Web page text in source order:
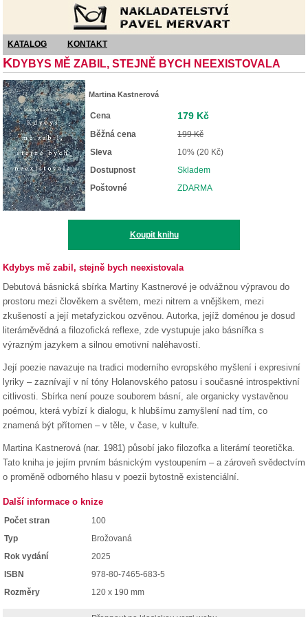
KATALOG KONTAKT
KDYBYS MĚ ZABIL, STEJNĚ BYCH NEEXISTOVALA
Martina Kastnerová
Cena 179 Kč
Běžná cena
199 Kč
Sleva
10% (20 Kč)
Dostupnost
Skladem
Poštovné
ZDARMA
Koupit knihu
Kdybys mě zabil, stejně bych neexistovala
Debutová básnická sbírka Martiny Kastnerové je odvážnou výpravou do
prostoru mezi člověkem a světem, mezi nitrem a vnějškem, mezi
zkušeností a její metafyzickou ozvěnou. Autorka, jejíž doménou je dosud
literárněvědná a filozofická reflexe, zde vystupuje jako básnířka s
výrazným jazykem a silnou emotivní naléhavostí.
Její poezie navazuje na tradici moderního evropského myšlení i expresivní
lyriky – zaznívají v ní tóny Holanovského patosu i současné introspektivní
citlivosti. Sbírka není pouze souborem básní, ale organicky vystavěnou
poémou, která vybízí k dialogu, k hlubšímu zamyšlení nad tím, co
znamená být přítomen – v těle, v čase, v kultuře.
Martina Kastnerová (nar. 1981) působí jako filozofka a literární teoretička.
Tato kniha je jejím prvním básnickým vystoupením – a zároveň svědectvím
o proměně odborného hlasu v poezii bytostně existenciální.
Další informace o knize
Počet stran
100
Typ
Brožovaná
Rok vydání
2025
ISBN
978-80-7465-683-5
Rozměry
120 x 190 mm